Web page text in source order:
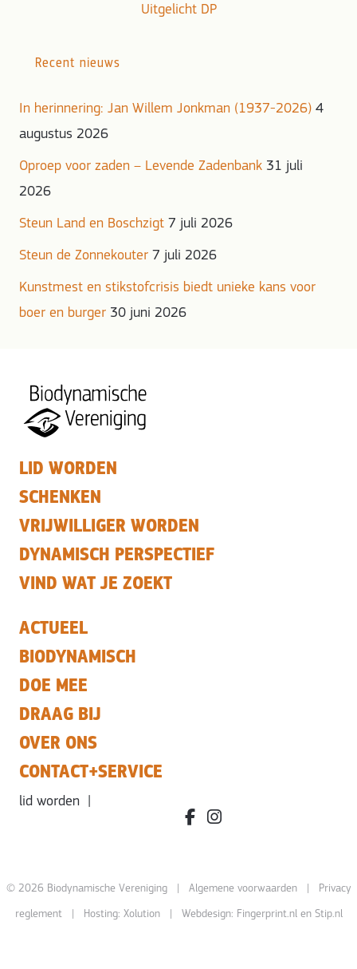
Uitgelicht DP
Recent nieuws
In herinnering: Jan Willem Jonkman (1937-2026) 4
augustus 2026
Oproep voor zaden – Levende Zadenbank 31 juli
2026
Steun Land en Boschzigt 7 juli 2026
Steun de Zonnekouter 7 juli 2026
Kunstmest en stikstofcrisis biedt unieke kans voor
boer en burger 30 juni 2026
LID WORDEN
SCHENKEN
VRIJWILLIGER WORDEN
DYNAMISCH PERSPECTIEF
VIND WAT JE ZOEKT
ACTUEEL
BIODYNAMISCH
DOE MEE
DRAAG BIJ
OVER ONS
CONTACT+SERVICE
lid worden
facebook.com/bdvereniging/
instagram.com/
© 2026 Biodynamische Vereniging | Algemene voorwaarden| Privacy
reglement| Hosting: Xolution| Webdesign: Fingerprint.nlen Stip.nl